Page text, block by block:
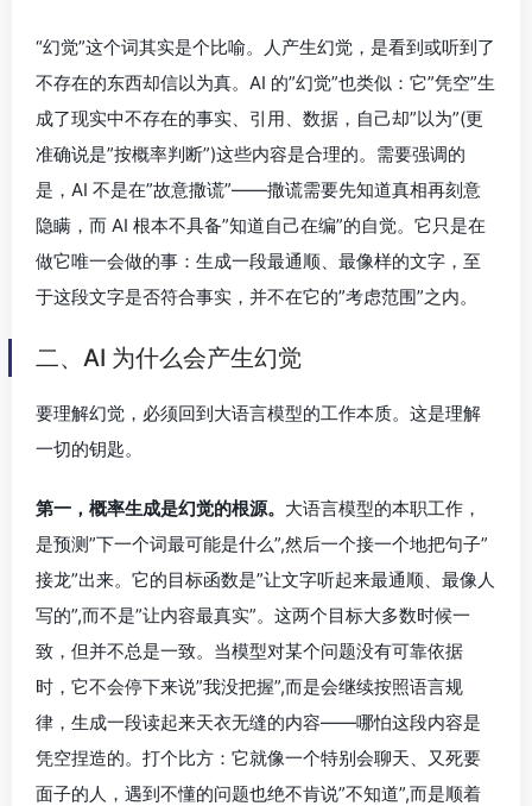
“幻觉”这个词其实是个比喻。人产生幻觉，是看到或听到了
不存在的东西却信以为真。AI 的”幻觉”也类似：它”凭空”生
成了现实中不存在的事实、引用、数据，自己却”以为”(更
准确说是”按概率判断”)这些内容是合理的。需要强调的
是，AI 不是在”故意撒谎”——撒谎需要先知道真相再刻意
隐瞒，而 AI 根本不具备”知道自己在编”的自觉。它只是在
做它唯一会做的事：生成一段最通顺、最像样的文字，至
于这段文字是否符合事实，并不在它的”考虑范围”之内。
二、AI 为什么会产生幻觉
要理解幻觉，必须回到大语言模型的工作本质。这是理解
一切的钥匙。
第一，概率生成是幻觉的根源。 大语言模型的本职工作，
是预测”下一个词最可能是什么”,然后一个接一个地把句子”
接龙”出来。它的目标函数是”让文字听起来最通顺、最像人
写的”,而不是”让内容最真实”。这两个目标大多数时候一
致，但并不总是一致。当模型对某个问题没有可靠依据
时，它不会停下来说”我没把握”,而是会继续按照语言规
律，生成一段读起来天衣无缝的内容——哪怕这段内容是
凭空捏造的。打个比方：它就像一个特别会聊天、又死要
面子的人，遇到不懂的问题也绝不肯说”不知道”,而是顺着